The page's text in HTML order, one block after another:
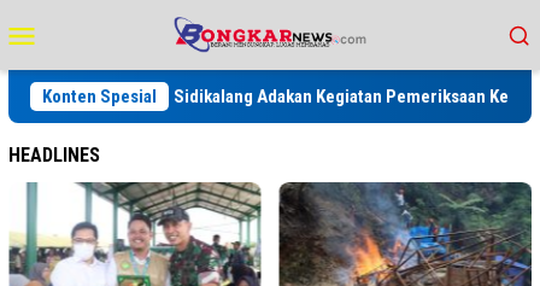
ke
kontenMobile
Konten Spesial
Rutan Kelas IIB Sidikalang Adakan Kegiatan Pemeriksaan Kesehatan
HEADLINES